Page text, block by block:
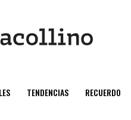
TENDENCIAS RECUERDO